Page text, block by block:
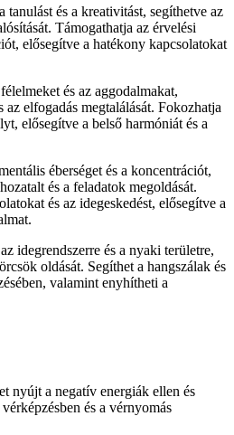
tanulást és a kreativitást, segíthetve az
Támogathatja az érvelési
elősegítve a hatékony kapcsolatokat
és az aggodalmakat,
az elfogadás megtalálását. Fokozhatja
elősegítve a belső harmóniát és a
éberséget és a koncentrációt,
és a feladatok megoldását.
és az idegeskedést, elősegítve a
idegrendszerre és a nyaki területre,
oldását. Segíthet a hangszálak és
valamint enyhítheti a
nyújt a negatív energiák ellen és
és a vérnyomás